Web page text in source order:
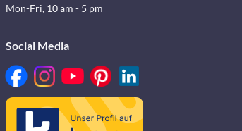
Mon-Fri, 10 am - 5 pm
Social Media